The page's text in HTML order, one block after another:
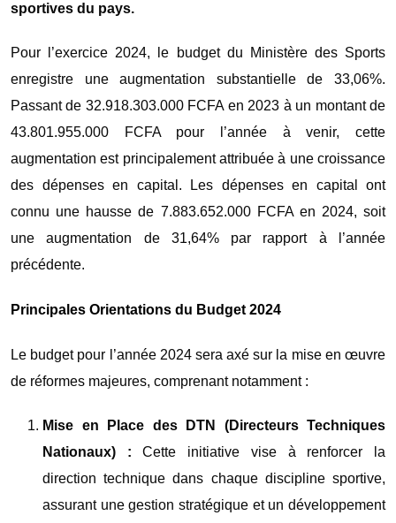
sportives du pays.
Pour l’exercice 2024, le budget du Ministère des Sports
enregistre une augmentation substantielle de 33,06%.
Passant de 32.918.303.000 FCFA en 2023 à un montant de
43.801.955.000 FCFA pour l’année à venir, cette
augmentation est principalement attribuée à une croissance
des dépenses en capital. Les dépenses en capital ont
connu une hausse de 7.883.652.000 FCFA en 2024, soit
une augmentation de 31,64% par rapport à l’année
précédente.
Principales Orientations du Budget 2024
Le budget pour l’année 2024 sera axé sur la mise en œuvre
de réformes majeures, comprenant notamment :
Mise en Place des DTN (Directeurs Techniques
Nationaux) : Cette initiative vise à renforcer la
direction technique dans chaque discipline sportive,
assurant une gestion stratégique et un développement